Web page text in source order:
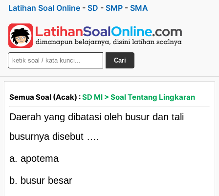
Latihan Soal Online - SD - SMP - SMA
Cari
Semua Soal (Acak) :SD MI > Soal Tentang Lingkaran
Daerah yang dibatasi oleh busur dan tali
busurnya disebut ….
a. apotema
b. busur besar